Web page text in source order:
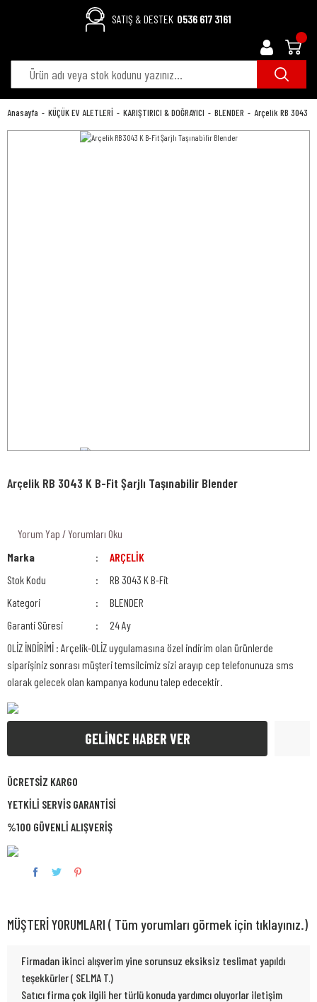
SATIŞ & DESTEK 0536 617 3161
Anasayfa KÜÇÜK EV ALETLERİ KARIŞTIRICI & DOĞRAYICI BLENDER Arçelik RB 3043
Arçelik RB 3043 K B-Fit Şarjlı Taşınabilir Blender
Yorum Yap / Yorumları Oku
Marka
ARÇELİK
Stok Kodu
RB 3043 K B-Fit
Kategori
BLENDER
Garanti Süresi
24 Ay
OLİZ İNDİRİMİ : Arçelik-OLİZ uygulamasına özel indirim olan ürünlerde
siparişiniz sonrası müşteri temsilcimiz sizi arayıp cep telefonunuza sms
olarak gelecek olan kampanya kodunu talep edecektir.
GELİNCE HABER VER
ÜCRETSİZ KARGO
YETKİLİ SERVİS GARANTİSİ
%100 GÜVENLİ ALIŞVERİŞ
MÜŞTERİ YORUMLARI ( Tüm yorumları görmek için tıklayınız.)
Firmadan ikinci alışverim yine sorunsuz eksiksiz teslimat yapıldı
teşekkürler ( SELMA T.)
Satıcı firma çok ilgili her türlü konuda yardımcı oluyorlar iletişim